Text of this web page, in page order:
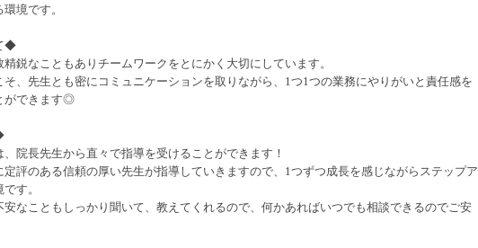
境です。
◆
鋭なこともありチームワークをとにかく大切にしています。
そ、先生とも密にコミュニケーションを取りながら、1つ1つの業務にやりがいと責任感を
ができます◎
院長先生から直々で指導を受けることができます！
評のある信頼の厚い先生が指導していきますので、1つずつ成長を感じながらステップア
す。
なこともしっかり聞いて、教えてくれるので、何かあればいつでも相談できるのでご安